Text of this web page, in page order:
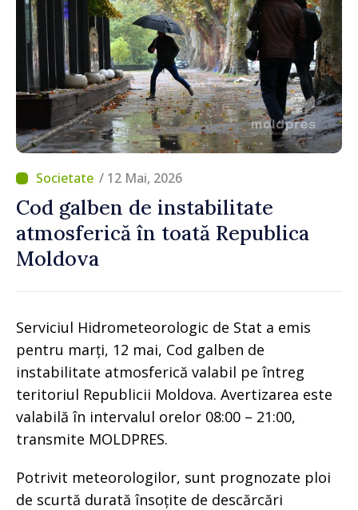
/ 12 Mai, 2026
Cod galben de instabilitate
atmosferică în toată Republica
Moldova
Serviciul Hidrometeorologic de Stat a emis
pentru marți, 12 mai, Cod galben de
instabilitate atmosferică valabil pe întreg
teritoriul Republicii Moldova. Avertizarea este
valabilă în intervalul orelor 08:00 – 21:00,
transmite MOLDPRES.
Potrivit meteorologilor, sunt prognozate ploi
de scurtă durată însoțite de descărcări